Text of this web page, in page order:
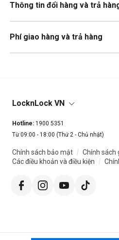
Thông tin đổi hàng và trả
Phí giao hàng và trả hàng
LocknLock VN
Hotline: 1900 5351
Từ 09:00 - 18:00 (Thứ 2 - Chủ nhật)
Chính sách bảo mật | Chính sách
Các điều khoản và điều kiện
|